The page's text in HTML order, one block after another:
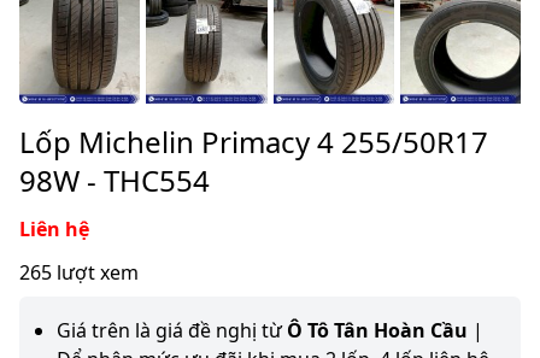
Lốp Michelin Primacy 4 255/50R17
98W - THC554
Liên hệ
265 lượt xem
Giá trên là giá đề nghị từÔ Tô Tân Hoàn Cầu |